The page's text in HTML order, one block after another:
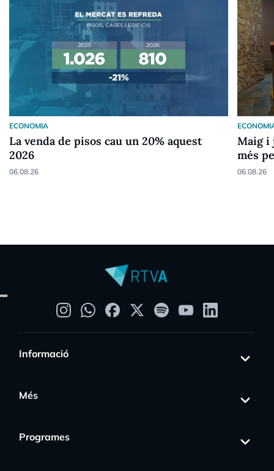
ECONOMIA
La venda de pisos cau un 20% aquest
2026
06.08.26
Maig i
més
06.08.26
Informació
Més
Programes